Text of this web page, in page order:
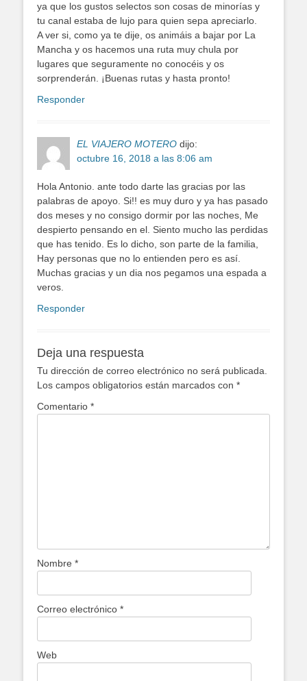
ya que los gustos selectos son cosas de minorías y
tu canal estaba de lujo para quien sepa apreciarlo.
A ver si, como ya te dije, os animáis a bajar por La
Mancha y os hacemos una ruta muy chula por
lugares que seguramente no conocéis y os
sorprenderán. ¡Buenas rutas y hasta pronto!
Responder
EL VIAJERO MOTERO dijo:
octubre 16, 2018 a las 8:06 am
Hola Antonio. ante todo darte las gracias por las
palabras de apoyo. Si!! es muy duro y ya has pasado
dos meses y no consigo dormir por las noches, Me
despierto pensando en el. Siento mucho las perdidas
que has tenido. Es lo dicho, son parte de la familia,
Hay personas que no lo entienden pero es así.
Muchas gracias y un dia nos pegamos una espada a
veros.
Responder
Deja una respuesta
Tu dirección de correo electrónico no será publicada.
Los campos obligatorios están marcados con *
Comentario *
Nombre *
Correo electrónico *
Web